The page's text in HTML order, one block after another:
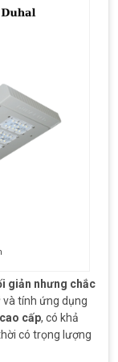
giản nhưng chắc
tính ứng dụng
cấp, có khả
có trọng lượng